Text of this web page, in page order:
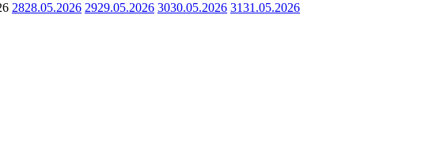
2828.05.2026 2929.05.2026 3030.05.2026 3131.05.2026